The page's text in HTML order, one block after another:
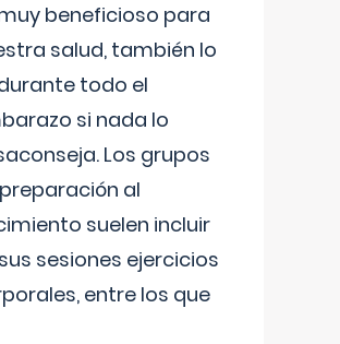
beneficioso para
salud, también lo
todo el
si nada lo
Los grupos
al
suelen incluir
sesiones ejercicios
entre los que